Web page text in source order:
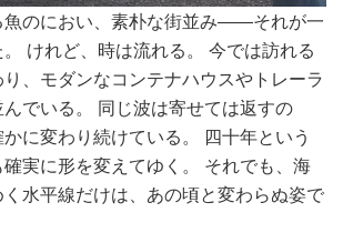
魚のにおい、素朴な街並み――それが一
けれど、時は流れる。 今では訪れる
、モダンなコンテナハウスやトレーラ
でいる。 同じ波は寄せては返すの
に変わり続けている。 四十年という
実に形を変えてゆく。 それでも、海
水平線だけは、あの頃と変わらぬ姿で